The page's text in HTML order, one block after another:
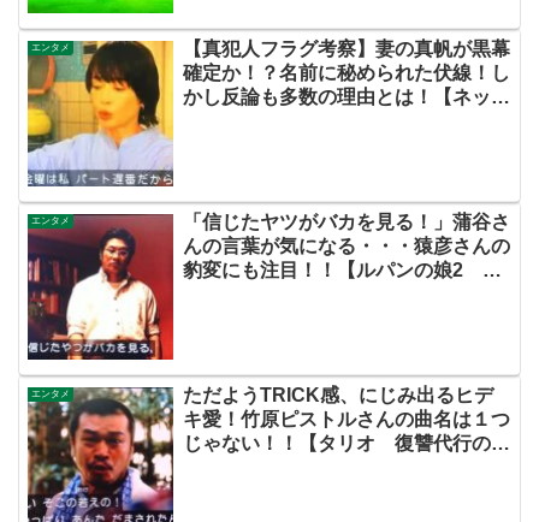
エンタメ
【真犯人フラグ考察】妻の真帆が黒幕
確定か！？名前に秘められた伏線！し
かし反論も多数の理由とは！【ネッ
エンタメ
「信じたヤツがバカを見る！」蒲谷さ
んの言葉が気になる・・・猿彦さんの
豹変にも注目！！【ルパンの娘2 第
エンタメ
ただようTRICK感、にじみ出るヒデ
キ愛！竹原ピストルさんの曲名は１つ
じゃない！！【タリオ 復讐代行の2